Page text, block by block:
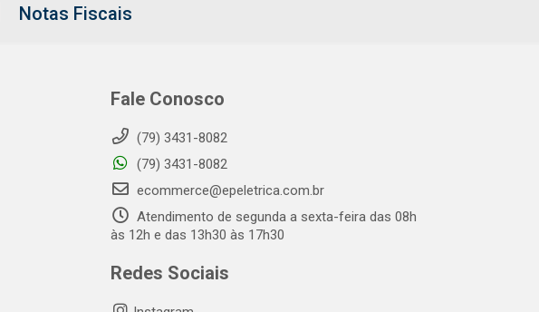
Notas Fiscais
Fale Conosco
(79) 3431-8082
(79) 3431-8082
ecommerce@epeletrica.com.br
Atendimento de segunda a sexta-feira das 08h
às 12h e das 13h30 às 17h30
Redes Sociais